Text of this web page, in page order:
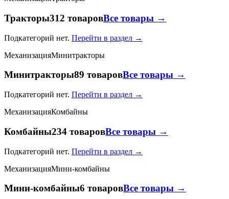
Тракторы312 товаровВсе товары →
Подкатегорий нет. Перейти в раздел →
МеханизацияМинитракторы
Минитракторы89 товаровВсе товары →
Подкатегорий нет. Перейти в раздел →
МеханизацияКомбайны
Комбайны234 товаровВсе товары →
Подкатегорий нет. Перейти в раздел →
МеханизацияМини-комбайны
Мини-комбайны6 товаровВсе товары →